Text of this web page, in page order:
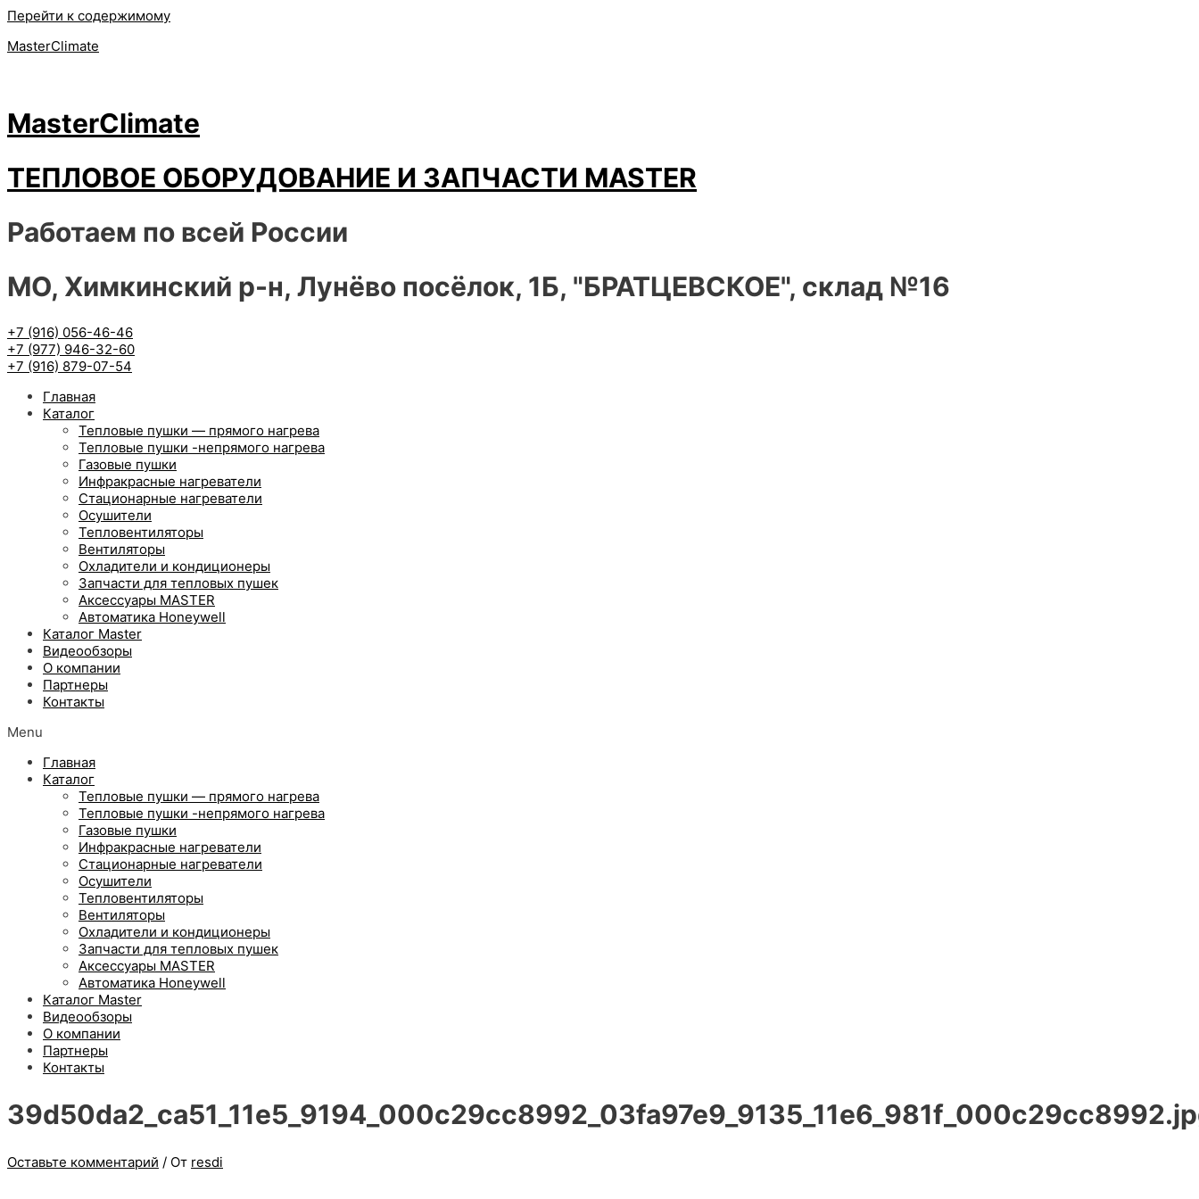
Перейти к содержимому
MasterClimate
MasterClimate
ТЕПЛОВОЕ ОБОРУДОВАНИЕ И ЗАПЧАСТИ MASTER
Работаем по всей России
МО, Химкинский р-н, Лунёво посёлок, 1Б, "БРАТЦЕВСКОЕ", склад №16
+7 (916) 056-46-46
+7 (977) 946-32-60
+7 (916) 879-07-54
Главная
Каталог
Тепловые пушки — прямого нагрева
Тепловые пушки -непрямого нагрева
Газовые пушки
Инфракрасные нагреватели
Стационарные нагреватели
Осушители
Тепловентиляторы
Вентиляторы
Охладители и кондиционеры
Запчасти для тепловых пушек
Аксессуары MASTER
Автоматика Honeywell
Каталог Master
Видеообзоры
О компании
Партнеры
Контакты
Menu
Главная
Каталог
Тепловые пушки — прямого нагрева
Тепловые пушки -непрямого нагрева
Газовые пушки
Инфракрасные нагреватели
Стационарные нагреватели
Осушители
Тепловентиляторы
Вентиляторы
Охладители и кондиционеры
Запчасти для тепловых пушек
Аксессуары MASTER
Автоматика Honeywell
Каталог Master
Видеообзоры
О компании
Партнеры
Контакты
Оставьте комментарий / От resdi